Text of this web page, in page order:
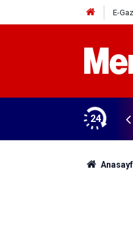
E-
24
satın aldı! 313